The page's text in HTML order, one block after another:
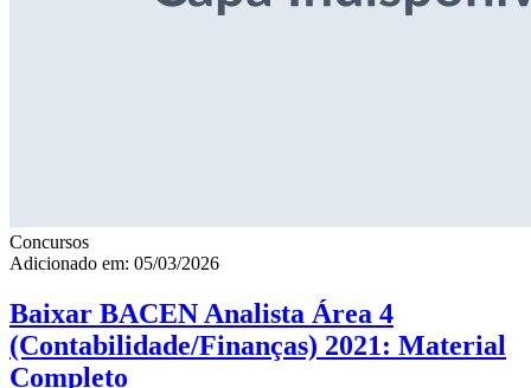
Concursos
Adicionado em: 05/03/2026
Baixar BACEN Analista Área 4
(Contabilidade/Finanças) 2021: Material
Completo